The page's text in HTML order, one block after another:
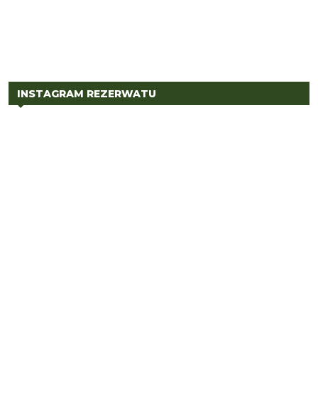
INSTAGRAM REZERWATU